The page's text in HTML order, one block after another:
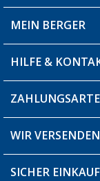
Filiale finden
MEIN BERGER
Blog
Produkttester
Über uns
HILFE &
Fragen & Antworten
WIR
SICHER